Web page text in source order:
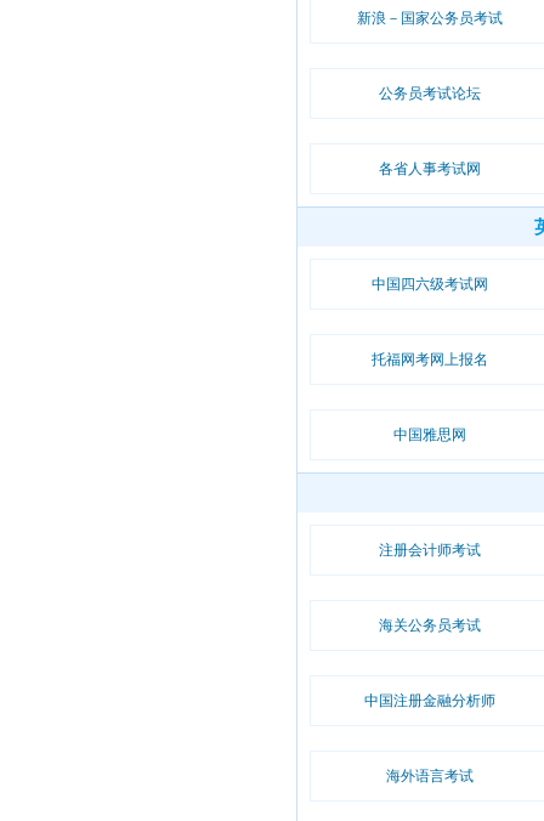
新浪－国家公务员考试
公务员考试论坛
各省人事考试网
中国四六级考试网
托福网考网上报名
中国雅思网
注册会计师考试
海关公务员考试
中国注册金融分析师
海外语言考试